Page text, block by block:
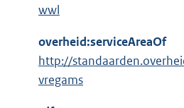
wwl
overheid:serviceAreaOf
http://
vregams